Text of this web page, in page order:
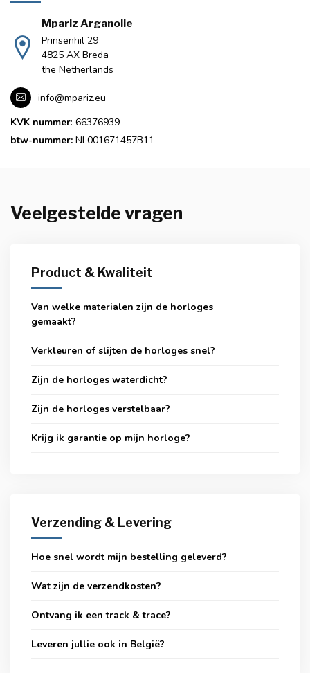
info@mpariz.eu
KVK nummer: 66376939
btw-nummer: NL001671457B11
Mpariz Arganolie
Prinsenhil 29
4825 AX Breda
the Netherlands
Veelgestelde vragen
Product & Kwaliteit
Van welke materialen zijn de horloges
gemaakt?
Verkleuren of slijten de horloges snel?
Zijn de horloges waterdicht?
Zijn de horloges verstelbaar?
Krijg ik garantie op mijn horloge?
Verzending & Levering
Hoe snel wordt mijn bestelling geleverd?
Wat zijn de verzendkosten?
Ontvang ik een track & trace?
Leveren jullie ook in België?